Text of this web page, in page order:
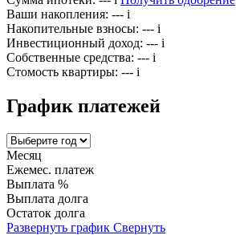
Ваши накопления: --- i
Накопительные взносы: --- i
Инвестиционный доход: --- i
Собственные средства: --- i
Стомость квартиры: --- i
График платежей
Месяц
Ежемес. платеж
Выплата %
Выплата долга
Остаток долга
Развернуть график Свернуть